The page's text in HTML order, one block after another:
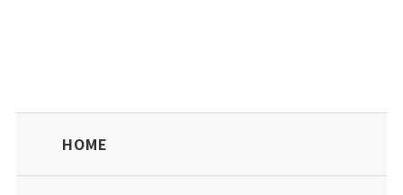
HOME